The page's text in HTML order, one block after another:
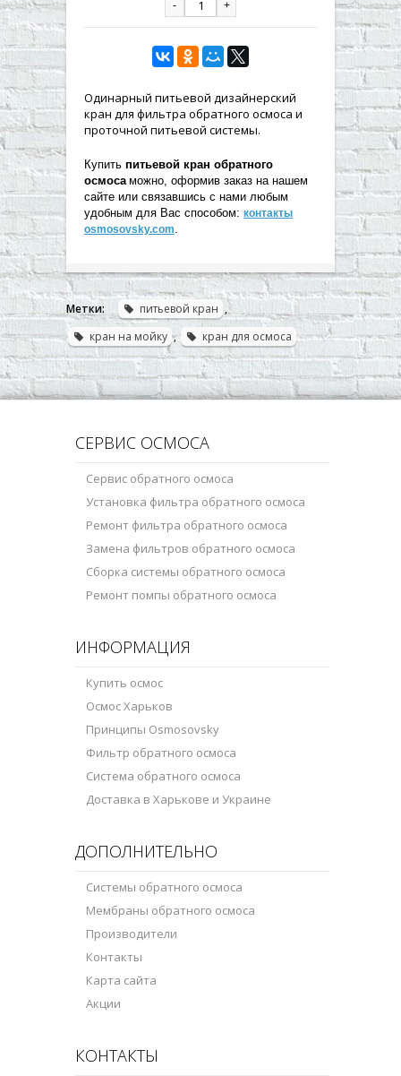
-
+
Одинарный питьевой дизайнерский
кран для фильтра обратного осмоса и
проточной питьевой системы.
Купить питьевой кран обратного
осмоса можно, оформив заказ на нашем
сайте или связавшись с нами любым
удобным для Вас способом: контакты
osmosovsky.com
Метки: питьевой кран ,
кран на мойку , кран для осмоса
СЕРВИС ОСМОСА
Сервис обратного осмоса
Установка фильтра обратного осмоса
Ремонт фильтра обратного осмоса
Замена фильтров обратного осмоса
Сборка системы обратного осмоса
Ремонт помпы обратного осмоса
ИНФОРМАЦИЯ
Купить осмос
Осмос Харьков
Принципы Osmosovsky
Фильтр обратного осмоса
Система обратного осмоса
Доставка в Харькове и Украине
ДОПОЛНИТЕЛЬНО
Системы обратного осмоса
Мембраны обратного осмоса
Производители
Контакты
Карта сайта
Акции
КОНТАКТЫ